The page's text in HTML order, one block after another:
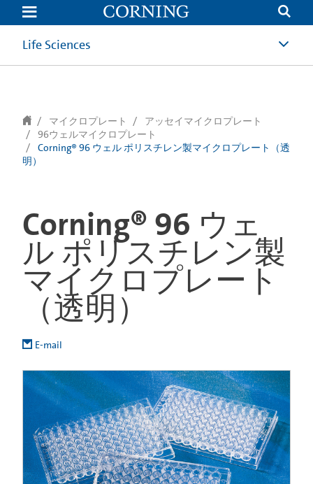
text.skipToContent
text.skipToNavigation
Life Sciences
マイクロプレート
アッセイマイクロプレート
96ウェルマイクロプレート
Corning® 96 ウェル ポリスチレン製マイクロプレート（透
明）
Corning® 96 ウェ
ル ポリスチレン製
マイクロプレート
（透明）
E-mail